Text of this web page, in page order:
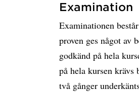
Examination
Examinationen
proven ges något av
godkänd på hela
på hela kursen krävs
två gånger